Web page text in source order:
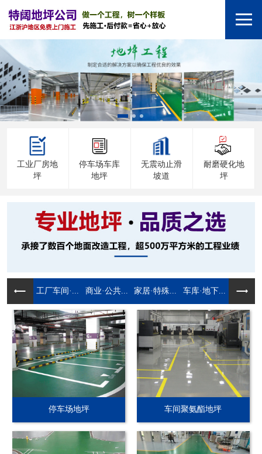
工业厂房地
坪
停车场车库
地坪
无震动止滑
坡道
耐磨硬化地
坪
工厂车间·... 商业·公共... 家居·特殊... 车库·地下...
停车场地坪 车间聚氨酯地坪